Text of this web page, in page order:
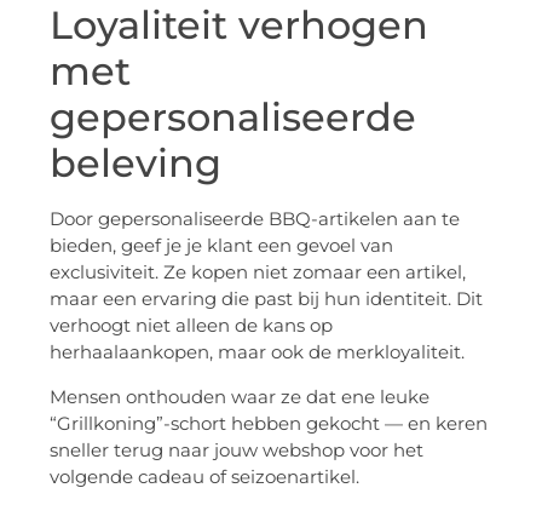
Loyaliteit verhogen
met
gepersonaliseerde
beleving
Door gepersonaliseerde BBQ-artikelen aan te
bieden, geef je je klant een gevoel van
exclusiviteit. Ze kopen niet zomaar een artikel,
maar een ervaring die past bij hun identiteit. Dit
verhoogt niet alleen de kans op
herhaalaankopen, maar ook de merkloyaliteit.
Mensen onthouden waar ze dat ene leuke
“Grillkoning”-schort hebben gekocht — en keren
sneller terug naar jouw webshop voor het
volgende cadeau of seizoenartikel.